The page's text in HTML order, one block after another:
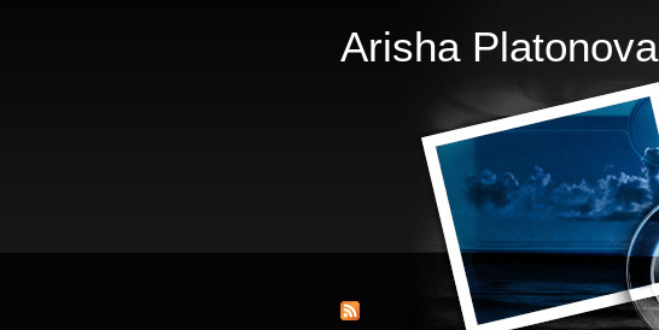
Arisha Platonova